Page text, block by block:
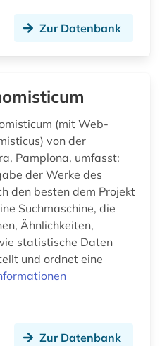
johann wolfgang von goethe (1)
Zur Datenbank
(mit Web-
von der
Pamplona, umfasst:
der Werke des
den besten dem Projekt
Ähnlichkeiten,
statistische Daten
und ordnet eine
Zur Datenbank